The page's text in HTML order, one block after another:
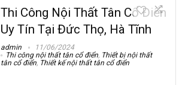
Thi Công Nội Thất Tân Cổ Điển
Uy Tín Tại Đức Thọ, Hà Tĩnh
admin
11/06/2024
Thi công nội thất tân cổ điển, Thiết bị nội thất
tân cổ điển, Thiết kế nội thất tân cổ điển